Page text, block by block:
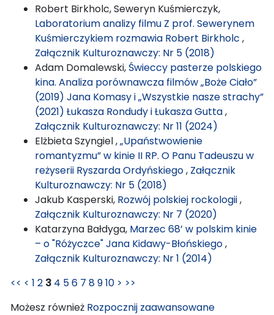
Robert Birkholc, Seweryn Kuśmierczyk,
Laboratorium analizy filmu Z prof. Sewerynem
Kuśmierczykiem rozmawia Robert Birkholc ,
Załącznik Kulturoznawczy: Nr 5 (2018)
Adam Domalewski, Świeccy pasterze polskiego
kina. Analiza porównawcza filmów „Boże Ciało”
(2019) Jana Komasy i „Wszystkie nasze strachy”
(2021) Łukasza Rondudy i Łukasza Gutta,
Załącznik Kulturoznawczy: Nr 11 (2024)
Elżbieta Szyngiel ,„Upaństwowienie
romantyzmu” w kinie II RP. O Panu Tadeuszu w
reżyserii Ryszarda Ordyńskiego, Załącznik
Kulturoznawczy: Nr 5 (2018)
Jakub Kasperski, Rozwój polskiej rockologii,
Załącznik Kulturoznawczy: Nr 7 (2020)
Katarzyna Bałdyga, Marzec 68’ w polskim kinie
– o "Różyczce" Jana Kidawy-Błońskiego,
Załącznik Kulturoznawczy: Nr 1 (2014)
<< < 1 2 3 4 56 7 8910 > >>
Możesz również Rozpocznij zaawansowane